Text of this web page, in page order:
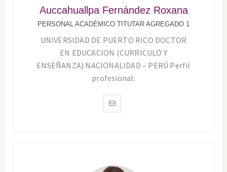
Auccahuallpa Fernández Roxana
PERSONAL ACADÉMICO TITUTAR AGREGADO 1
UNIVERSIDAD DE PUERTO RICO DOCTOR
EN EDUCACION (CURRICULO Y
ENSEÑANZA) NACIONALIDAD – PERÚ Perfil
profesional: